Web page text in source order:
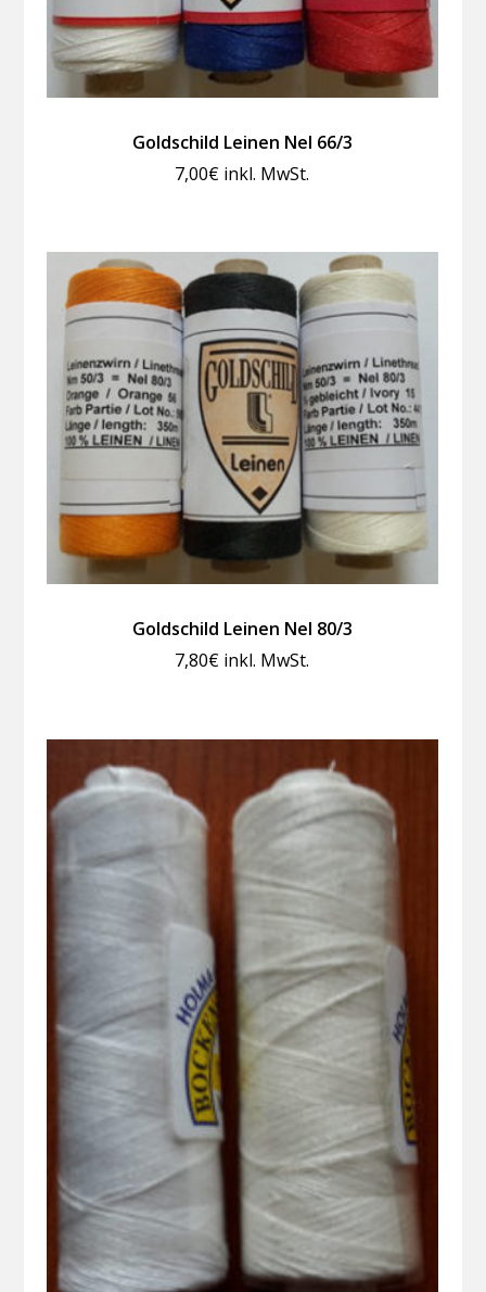
Goldschild Leinen Nel 66/3
7,00€ inkl. MwSt.
Goldschild Leinen Nel 80/3
7,80€ inkl. MwSt.